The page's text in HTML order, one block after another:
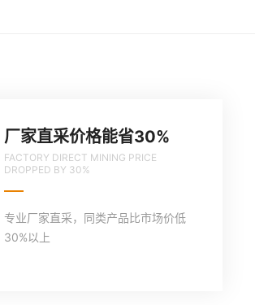
厂家直采价格能省30%
FACTORY DIRECT MINING PRICE
DROPPED BY 30%
专业厂家直采，同类产品比市场价低
30%以上